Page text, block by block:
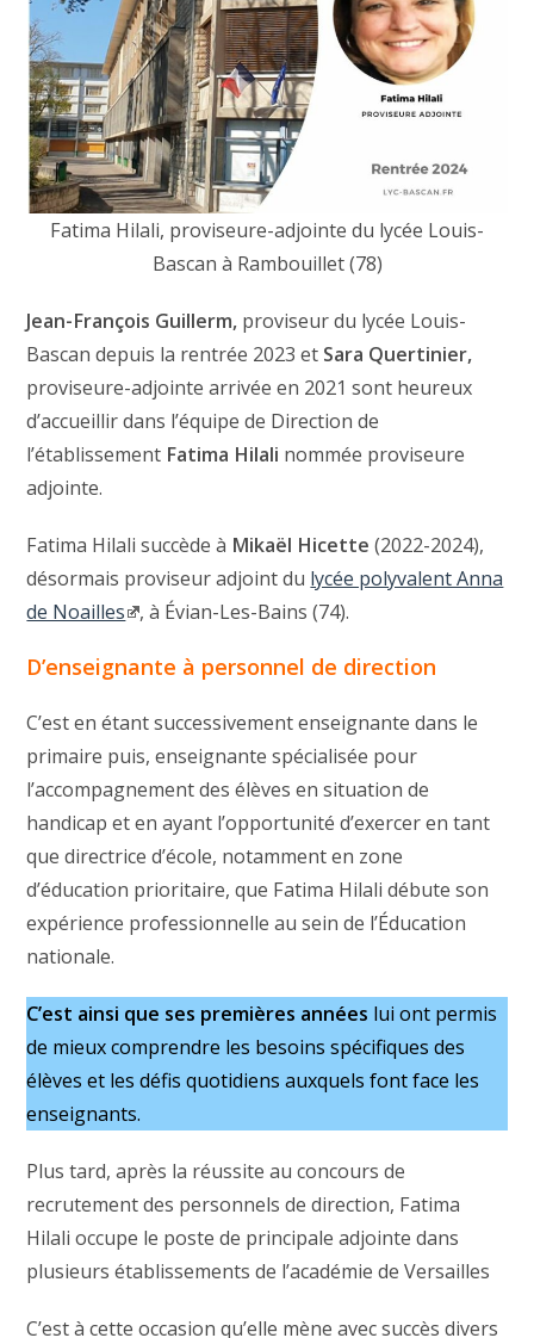
Fatima Hilali, proviseure-adjointe du lycée Louis-
Bascan à Rambouillet (78)
Jean-François Guillerm, proviseur du lycée Louis-
Bascan depuis la rentrée 2023 et Sara Quertinier,
proviseure-adjointe arrivée en 2021 sont heureux
d’accueillir dans l’équipe de Direction de
l’établissement Fatima Hilali nommée proviseure
adjointe.
Fatima Hilali succède à Mikaël Hicette (2022-2024),
désormais proviseur adjoint du lycée polyvalent Anna
de Noailles
, à Évian-Les-Bains (74).
D’enseignante à personnel de direction
C’est en étant successivement enseignante dans le
primaire puis, enseignante spécialisée pour
l’accompagnement des élèves en situation de
handicap et en ayant l’opportunité d’exercer en tant
que directrice d’école, notamment en zone
d’éducation prioritaire, que Fatima Hilali débute son
expérience professionnelle au sein de l’Éducation
nationale.
C’est ainsi que ses premières années lui ont permis
de mieux comprendre les besoins spécifiques des
élèves et les défis quotidiens auxquels font face les
enseignants.
Plus tard, après la réussite au concours de
recrutement des personnels de direction, Fatima
Hilali occupe le poste de principale adjointe dans
plusieurs établissements de l’académie de Versailles
C’est à cette occasion qu’elle mène avec succès divers